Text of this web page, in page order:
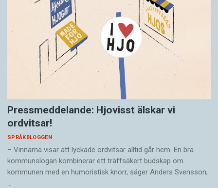
Pressmeddelande: Hjovisst älskar vi
ordvitsar!
SPRÅKBLOGGEN
– Vinnarna visar att lyckade ordvitsar alltid går hem. En bra
kommunslogan kombinerar ett träffsäkert budskap om
kommunen med en humoristisk knorr, säger Anders Svensson,
…